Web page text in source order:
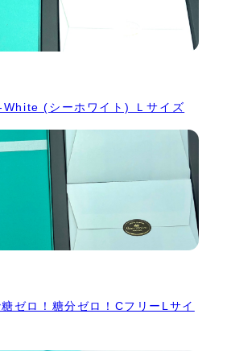
(シーホワイト) Ｌサイズ
ロ！糖分ゼロ！CフリーLサイ